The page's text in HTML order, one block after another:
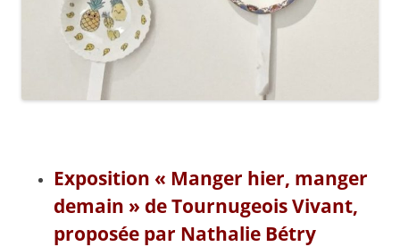
Exposition « Manger hier, manger
demain » de Tournugeois Vivant,
proposée par Nathalie Bétry